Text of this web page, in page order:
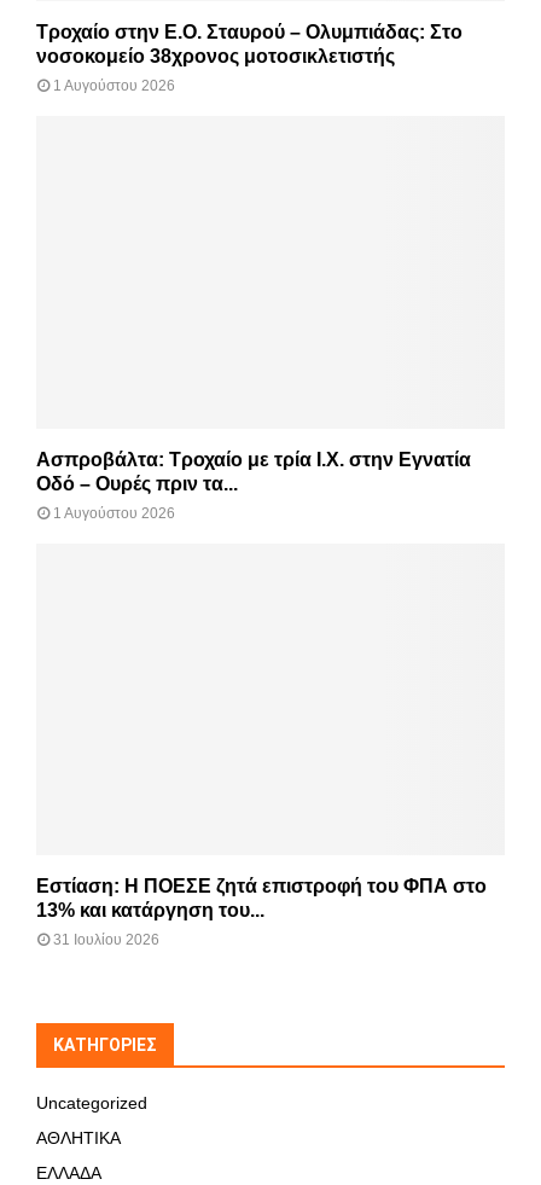
Τροχαίο στην Ε.Ο. Σταυρού – Ολυμπιάδας: Στο
νοσοκομείο 38χρονος μοτοσικλετιστής
1 Αυγούστου 2026
Ασπροβάλτα: Τροχαίο με τρία Ι.Χ. στην Εγνατία
Οδό – Ουρές πριν τα...
1 Αυγούστου 2026
Εστίαση: Η ΠΟΕΣΕ ζητά επιστροφή του ΦΠΑ στο
13% και κατάργηση του...
31 Ιουλίου 2026
KΑΤΗΓΟΡΊΕΣ
Uncategorized
ΑΘΛΗΤΙΚΑ
ΕΛΛΑΔΑ